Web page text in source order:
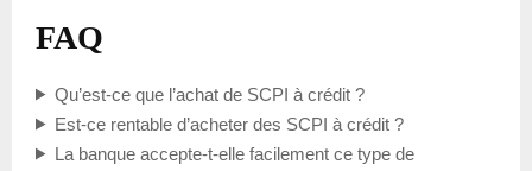
FAQ
Qu’est-ce que l’achat de SCPI à crédit ?
Est-ce rentable d’acheter des SCPI à crédit ?
La banque accepte-t-elle facilement ce type de